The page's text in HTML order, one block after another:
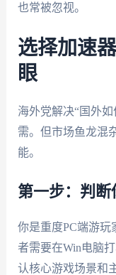
也常被忽视。
选择加速
眼
海外党解决“国外
需。但市场鱼龙混
能。
第一步：判断
你是重度PC端游
者需要在Win电脑
认核心游戏场景和